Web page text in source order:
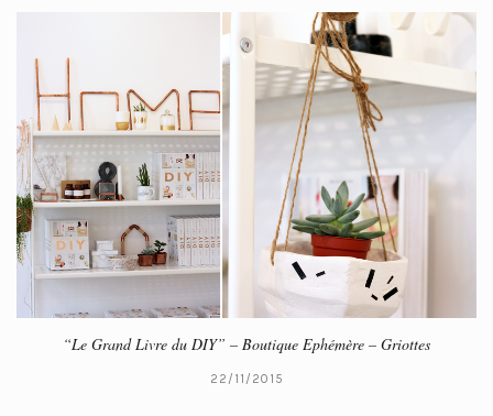
“Le Grand Livre du DIY” – Boutique Ephémère – Griottes
22/11/2015